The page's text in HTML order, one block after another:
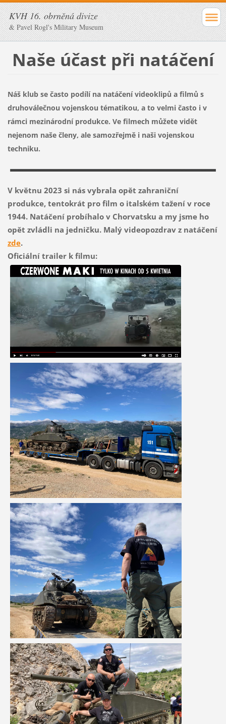
KVH 16. obrněná divize
& Pavel Rogl's Military Museum
Naše účast při natáčení
Náš klub se často podílí na natáčení videoklipů a filmů s
druhoválečnou vojenskou tématikou, a to velmi často i v
rámci mezinárodní produkce. Ve filmech můžete vidět
nejenom naše členy, ale samozřejmě i naši vojenskou
techniku.
V květnu 2023 si nás vybrala opět zahraniční
produkce, tentokrát pro film o italském tažení v roce
1944. Natáčení probíhalo v Chorvatsku a my jsme ho
opět zvládli na jedničku. Malý videopozdrav z natáčení
zde.
Oficiální trailer k filmu: